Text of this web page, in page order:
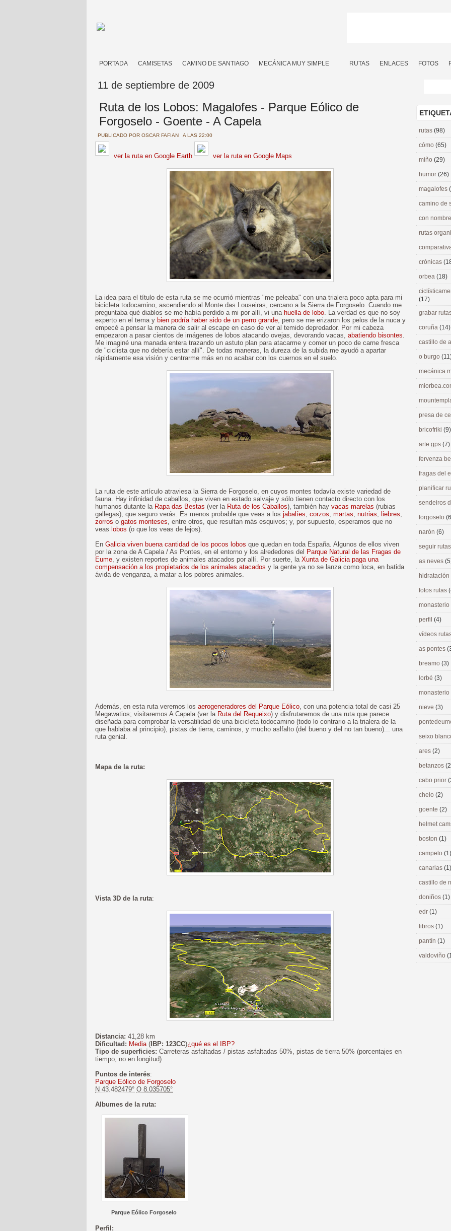
PORTADA CAMISETAS CAMINO DE SANTIAGO MECÁNICA MUY SIMPLE RUTAS ENLACES FOTOS
11 de septiembre de 2009
Ruta de los Lobos: Magalofes - Parque Eólico de
Forgoselo - Goente - A Capela
PUBLICADO POR OSCAR FAFIAN A LAS 22:00
ver la ruta en Google Earth ver la ruta en Google Maps
La idea para el título de esta ruta se me ocurrió mientras "me peleaba" con una trialera poco apta para mi
bicicleta todocamino, ascendiendo al Monte das Louseiras, cercano a la Sierra de Forgoselo. Cuando me
preguntaba qué diablos se me había perdido a mi por allí, vi una huella de lobo. La verdad es que no soy
experto en el tema y bien podría haber sido de un perro grande, pero se me erizaron los pelos de la nuca y
empecé a pensar la manera de salir al escape en caso de ver al temido depredador. Por mi cabeza
empezaron a pasar cientos de imágenes de lobos atacando ovejas, devorando vacas, abatiendo bisontes.
Me imaginé una manada entera trazando un astuto plan para atacarme y comer un poco de carne fresca
de "ciclista que no debería estar allí". De todas maneras, la dureza de la subida me ayudó a apartar
rápidamente esa visión y centrarme más en no acabar con los cuernos en el suelo.
La ruta de este artículo atraviesa la Sierra de Forgoselo, en cuyos montes todavía existe variedad de
fauna. Hay infinidad de caballos, que viven en estado salvaje y sólo tienen contacto directo con los
humanos dutante la Rapa das Bestas (ver la Ruta de los Caballos), también hay vacas marelas (rubias
gallegas), que seguro verás. Es menos probable que veas a los jabalíes, corzos, martas, nutrias, liebres,
zorros o gatos monteses, entre otros, que resultan más esquivos; y, por supuesto, esperamos que no
veas lobos (o que los veas de lejos).
En Galicia viven buena cantidad de los pocos lobos que quedan en toda España. Algunos de ellos viven
por la zona de A Capela / As Pontes, en el entorno y los alrededores del Parque Natural de las Fragas de
Eume, y existen reportes de animales atacados por allí. Por suerte, la Xunta de Galicia paga una
compensación a los propietarios de los animales atacados y la gente ya no se lanza como loca, en batida
ávida de venganza, a matar a los pobres animales.
Además, en esta ruta veremos los aerogeneradores del Parque Eólico, con una potencia total de casi 25
Megawatios; visitaremos A Capela (ver la Ruta del Requeixo) y disfrutaremos de una ruta que parece
diseñada para comprobar la versatilidad de una bicicleta todocamino (todo lo contrario a la trialera de la
que hablaba al principio), pistas de tierra, caminos, y mucho aslfalto (del bueno y del no tan bueno)... una
ruta genial.
Mapa de la ruta:
Vista 3D de la ruta:
Distancia: 41,28 km
Dificultad: Media( IBP: 123CC)¿qué es el IBP?
Tipo de superficies: Carreteras asfaltadas / pistas asfaltadas 50%, pistas de tierra 50% (porcentajes en
tiempo, no en longitud)
Puntos de interés:
Parque Eólico de Forgoselo
N 43.482479° O 8.035705°
Albumes de la ruta:
Parque Eólico Forgoselo
Perfil:
rutas (98)
cómo (65)
miño (29)
humor (26)
magalofes
camino de
con
rutas
crónicas
orbea (18)
(17)
grabar
coruña (14)
castillo de
o burgo
mecánica
presa de
bricofriki (9)
arte gps (7)
fervenza
fragas del
planificar
sendeiros
forgoselo
narón (6)
seguir
as neves
hidratación
fotos rutas
perfil (4)
vídeos
as pontes
breamo (3)
lorbé (3)
nieve (3)
seixo
ares (2)
betanzos
cabo prior
chelo (2)
goente (2)
helmet
boston (1)
campelo (1)
canarias (1)
castillo de
doniños (1)
edr (1)
libros (1)
pantín (1)
valdoviño